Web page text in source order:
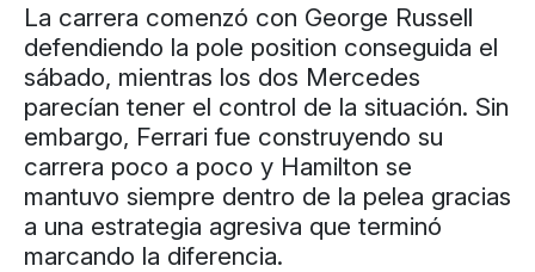
La carrera comenzó con George Russell
defendiendo la pole position conseguida el
sábado, mientras los dos Mercedes
parecían tener el control de la situación. Sin
embargo, Ferrari fue construyendo su
carrera poco a poco y Hamilton se
mantuvo siempre dentro de la pelea gracias
a una estrategia agresiva que terminó
marcando la diferencia.